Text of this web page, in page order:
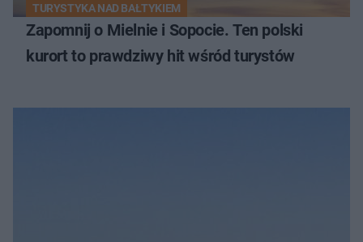
TURYSTYKA NAD BAŁTYKIEM
Zapomnij o Mielnie i Sopocie. Ten polski
kurort to prawdziwy hit wśród turystów